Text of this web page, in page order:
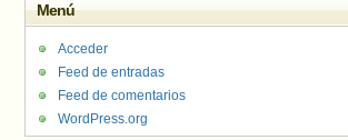
Menú
Acceder
Feed de entradas
Feed de comentarios
WordPress.org